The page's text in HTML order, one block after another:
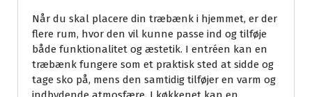
Når du skal placere din træbænk i hjemmet, er der
flere rum, hvor den vil kunne passe ind og tilføje
både funktionalitet og æstetik. I entréen kan en
træbænk fungere som et praktisk sted at sidde og
tage sko på, mens den samtidig tilføjer en varm og